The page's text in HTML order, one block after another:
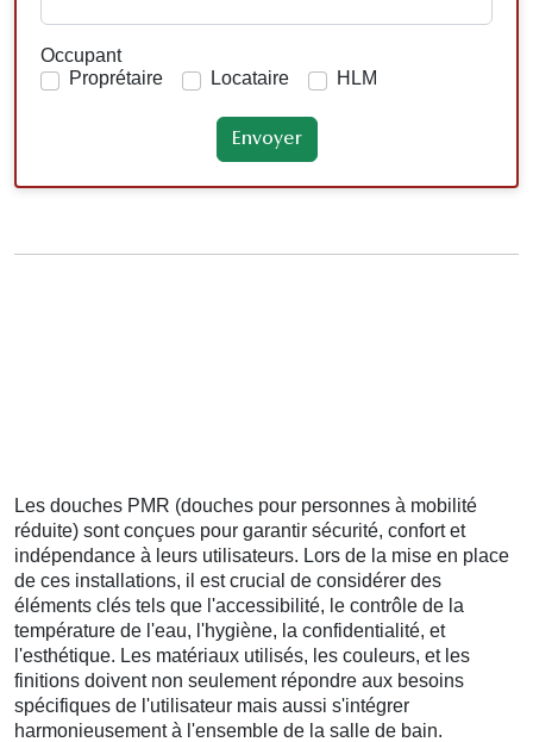
Occupant
Proprétaire
Locataire HLM
Les douches PMR (douches pour personnes à mobilité
réduite) sont conçues pour garantir sécurité, confort et
indépendance à leurs utilisateurs. Lors de la mise en place
de ces installations, il est crucial de considérer des
éléments clés tels que l'accessibilité, le contrôle de la
température de l'eau, l'hygiène, la confidentialité, et
l'esthétique. Les matériaux utilisés, les couleurs, et les
finitions doivent non seulement répondre aux besoins
spécifiques de l'utilisateur mais aussi s'intégrer
harmonieusement à l'ensemble de la salle de bain.